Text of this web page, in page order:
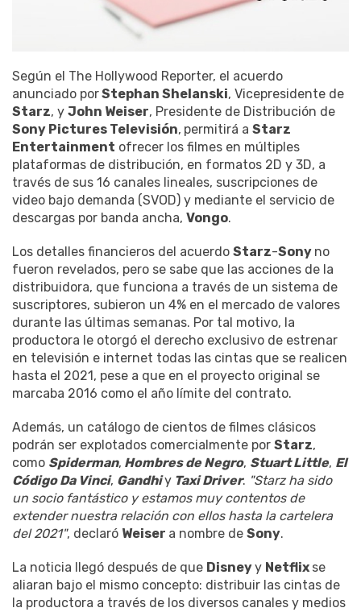
Según el The Hollywood Reporter, el acuerdo
anunciado porStephan Shelanski, Vicepresidente de
Starz, y John Weiser, Presidente de Distribución de
Sony Pictures Televisión, permitirá a Starz
Entertainment ofrecer los filmes en múltiples
plataformas de distribución, en formatos 2D y 3D, a
través de sus 16 canales lineales, suscripciones de
video bajo demanda (SVOD) y mediante el servicio de
descargas por banda ancha, Vongo.
Los detalles financieros del acuerdo Starz-Sony no
fueron revelados, pero se sabe que las acciones de la
distribuidora, que funciona a través de un sistema de
suscriptores, subieron un 4% en el mercado de valores
durante las últimas semanas. Por tal motivo, la
productora le otorgó el derecho exclusivo de estrenar
en televisión e internet todas las cintas que se realicen
hasta el 2021, pese a que en el proyecto original se
marcaba 2016 como el año límite del contrato.
Además, un catálogo de cientos de filmes clásicos
podrán ser explotados comercialmente por Starz,
como Spiderman, Hombres de Negro, Stuart Little, El
Código Da Vinci, Gandhiy Taxi Driver. "Starz ha sido
un socio fantástico y estamos muy contentos de
extender nuestra relación con ellos hasta la cartelera
del 2021", declaró Weiser a nombre de Sony.
La noticia llegó después de que Disneyy Netflix se
aliaran bajo el mismo concepto: distribuir las cintas de
la productora a través de los diversos canales y medios